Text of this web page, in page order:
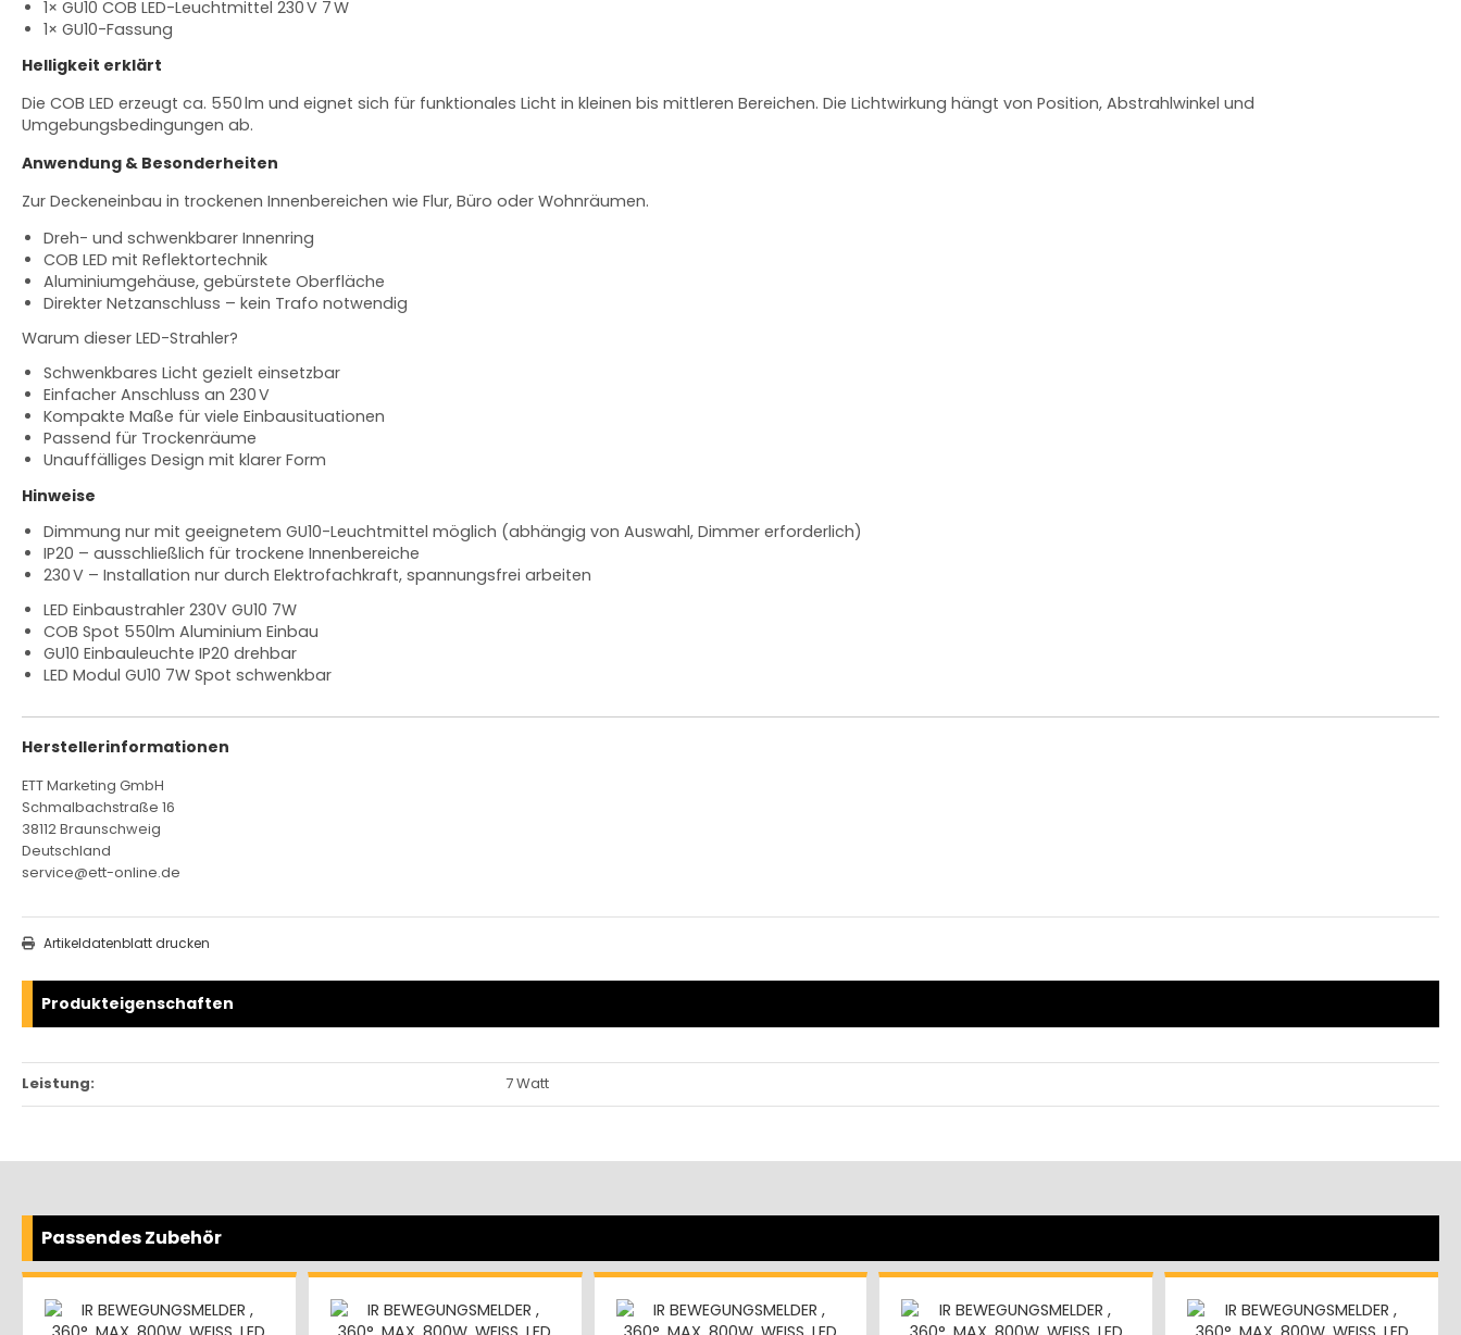
1× GU10 COB LED-Leuchtmittel 230 V 7 W
1× GU10-Fassung
Helligkeit erklärt
Die COB LED erzeugt ca. 550 lm und eignet sich für funktionales Licht in kleinen bis mittleren Bereichen. Die Lichtwirkung hängt von Position, Abstrahlwinkel und
Umgebungsbedingungen ab.
Anwendung & Besonderheiten
Zur Deckeneinbau in trockenen Innenbereichen wie Flur, Büro oder Wohnräumen.
Dreh- und schwenkbarer Innenring
COB LED mit Reflektortechnik
Aluminiumgehäuse, gebürstete Oberfläche
Direkter Netzanschluss – kein Trafo notwendig
Warum dieser LED-Strahler?
Schwenkbares Licht gezielt einsetzbar
Einfacher Anschluss an 230 V
Kompakte Maße für viele Einbausituationen
Passend für Trockenräume
Unauffälliges Design mit klarer Form
Hinweise
Dimmung nur mit geeignetem GU10-Leuchtmittel möglich (abhängig von Auswahl, Dimmer erforderlich)
IP20 – ausschließlich für trockene Innenbereiche
230 V – Installation nur durch Elektrofachkraft, spannungsfrei arbeiten
LED Einbaustrahler 230V GU10 7W
COB Spot 550lm Aluminium Einbau
GU10 Einbauleuchte IP20 drehbar
LED Modul GU10 7W Spot schwenkbar
Herstellerinformationen
ETT Marketing GmbH
Schmalbachstraße 16
38112 Braunschweig
Deutschland
service@ett-online.de
Artikeldatenblatt drucken
Produkteigenschaften
Leistung: 7 Watt
Passendes Zubehör